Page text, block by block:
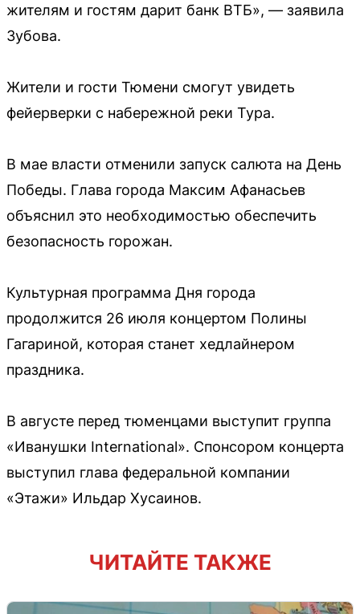
жителям и гостям дарит банк ВТБ», — заявила
Зубова.
Жители и гости Тюмени смогут увидеть
фейерверки с набережной реки Тура.
В мае власти отменили запуск салюта на День
Победы. Глава города Максим Афанасьев
объяснил это необходимостью обеспечить
безопасность горожан.
Культурная программа Дня города
продолжится 26 июля концертом Полины
Гагариной, которая станет хедлайнером
праздника.
В августе перед тюменцами выступит группа
«Иванушки International». Спонсором концерта
выступил глава федеральной компании
«Этажи» Ильдар Хусаинов.
ЧИТАЙТЕ ТАКЖЕ